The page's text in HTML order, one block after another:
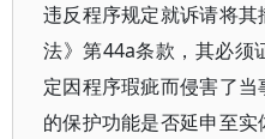
违反程序规定就诉请将
法》第44a条款，其必须
定因程序瑕疵而侵害了
的保护功能是否延申至